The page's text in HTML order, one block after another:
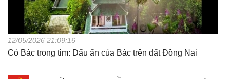
12/05/2026 21:09:16
Có Bác trong tim: Dấu ấn của Bác trên đất Đồng Nai